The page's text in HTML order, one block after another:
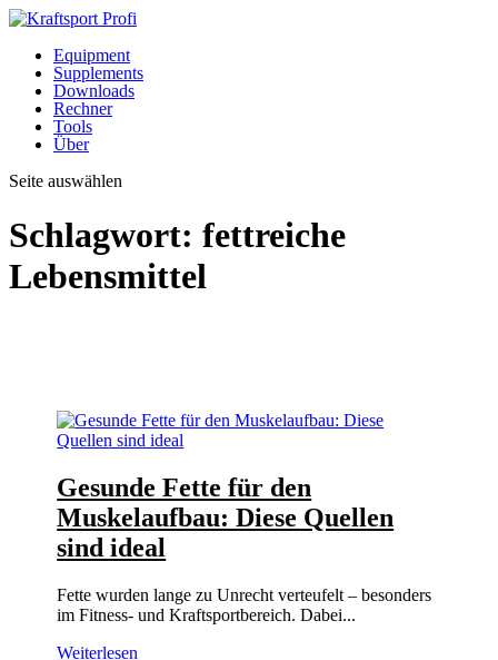
Equipment
Supplements
Downloads
Rechner
Tools
Über
Seite auswählen
Schlagwort: fettreiche
Lebensmittel
Gesunde Fette für den
Muskelaufbau: Diese Quellen
sind ideal
Fette wurden lange zu Unrecht verteufelt – besonders
im Fitness- und Kraftsportbereich. Dabei...
Weiterlesen